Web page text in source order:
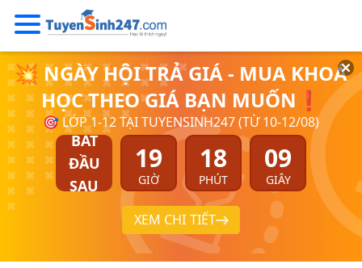
💥 NGÀY HỘI TRẢ GIÁ - MUA KHOÁ
HỌC THEO GIÁ BẠN MUỐN❗
🎯 LỚP 1-12 TẠI TUYENSINH247 (TỪ 10-12/08)
BẮT
ĐẦU
SAU
19
GIỜ
18
PHÚT
08
GIÂY
XEM CHI TIẾT